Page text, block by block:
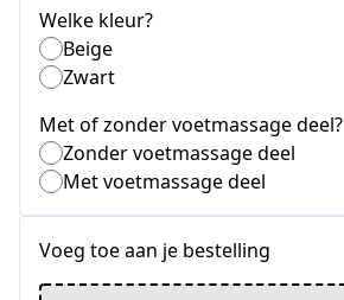
Welke kleur?
Beige
Zwart
Met of zonder voetmassage deel?
Zonder voetmassage deel
Met voetmassage deel
Voeg toe aan je bestelling